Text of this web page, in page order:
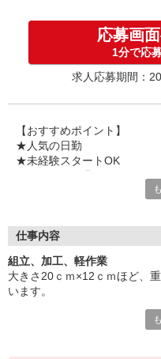
別途 交通費全額支
応募画
1分で応
求人応募期間：
【おすすめポイント】
★人気の日勤
★未経験スタートOK
★複数駅から自転車10分圏
気になることやご質問はお
ご応募心よりお待ちしてお
仕事内容
組立、加工、軽作業
大きさ20ｃｍ×12ｃｍほど、
います。
バリや不要な部分の除去作業